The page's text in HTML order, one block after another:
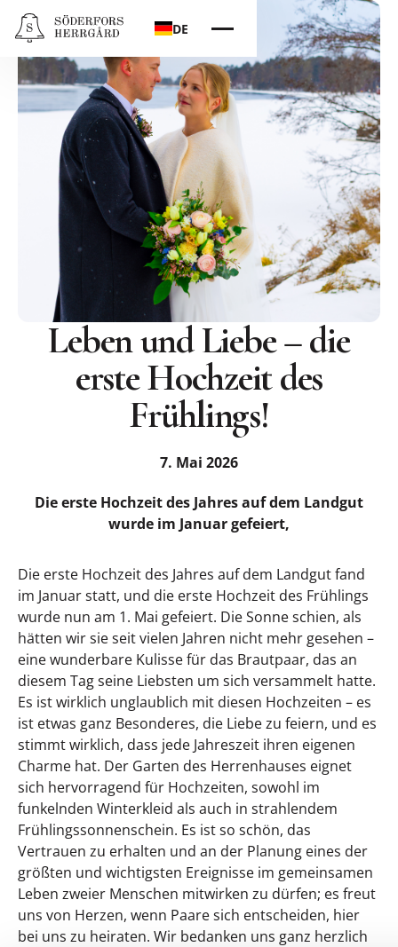
DE
Leben und Liebe – die
erste Hochzeit des
Frühlings!
7. Mai 2026
Die erste Hochzeit des Jahres auf dem Landgut
wurde im Januar gefeiert,
Die erste Hochzeit des Jahres auf dem Landgut fand
im Januar statt, und die erste Hochzeit des Frühlings
wurde nun am 1. Mai gefeiert. Die Sonne schien, als
hätten wir sie seit vielen Jahren nicht mehr gesehen –
eine wunderbare Kulisse für das Brautpaar, das an
diesem Tag seine Liebsten um sich versammelt hatte.
Es ist wirklich unglaublich mit diesen Hochzeiten – es
ist etwas ganz Besonderes, die Liebe zu feiern, und es
stimmt wirklich, dass jede Jahreszeit ihren eigenen
Charme hat. Der Garten des Herrenhauses eignet
sich hervorragend für Hochzeiten, sowohl im
funkelnden Winterkleid als auch in strahlendem
Frühlingssonnenschein. Es ist so schön, das
Vertrauen zu erhalten und an der Planung eines der
größten und wichtigsten Ereignisse im gemeinsamen
Leben zweier Menschen mitwirken zu dürfen; es freut
uns von Herzen, wenn Paare sich entscheiden, hier
bei uns zu heiraten. Wir bedanken uns ganz herzlich